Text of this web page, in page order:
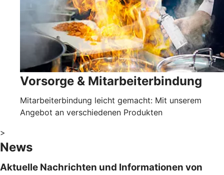
Vorsorge & Mitarbeiterbindung
Mitarbeiterbindung leicht gemacht: Mit unserem
Angebot an verschiedenen Produkten
>
News
Aktuelle Nachrichten und Informationen von